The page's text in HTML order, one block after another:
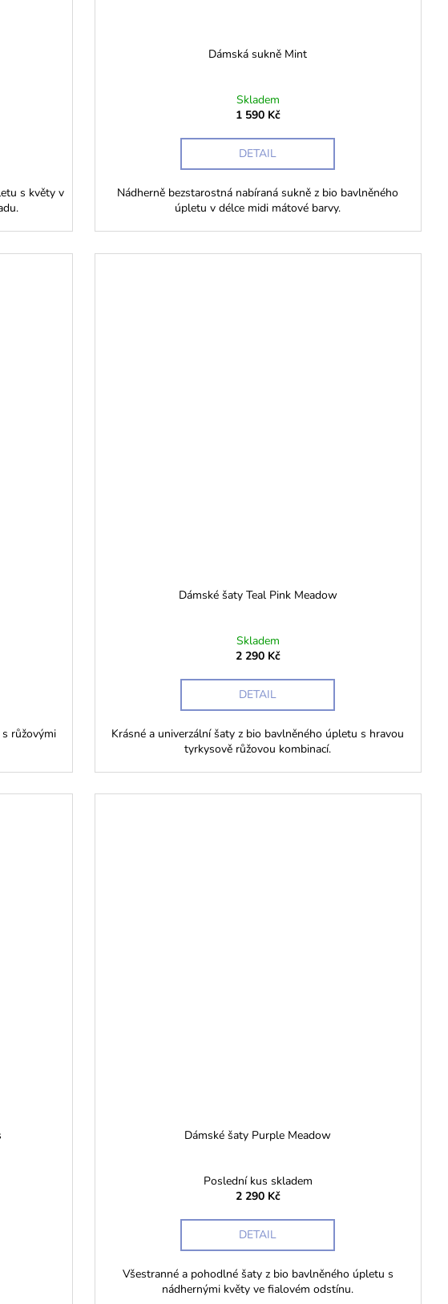
s květy v
Dámská sukně Mint
Skladem
1 590 Kč
DETAIL
Nádherně bezstarostná nabíraná sukně z bio bavlněného
úpletu v délce midi mátové barvy.
růžovými
Dámské šaty Teal Pink Meadow
Skladem
2 290 Kč
DETAIL
Krásné a univerzální šaty z bio bavlněného úpletu s hravou
tyrkysově růžovou kombinací.
Dámské šaty Purple Meadow
Poslední kus skladem
2 290 Kč
DETAIL
Všestranné a pohodlné šaty z bio bavlněného úpletu s
nádhernými květy ve fialovém odstínu.